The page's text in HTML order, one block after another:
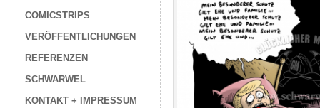
COMICSTRIPS
VERÖFFENTLICHUNGEN
REFERENZEN
SCHWARWEL
KONTAKT + IMPRESSUM